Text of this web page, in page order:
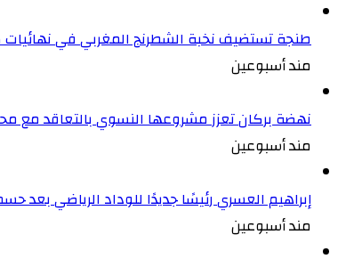
طنجة تستضيف نخبة الشطرنج المغربي في
مند أسبوعين
نهضة بركان تعزز مشروعها النسوي بالتعاقد مع
مند أسبوعين
إبراهيم العسري رئيسًا جديدًا للوداد الرياضي بعد
مند أسبوعين